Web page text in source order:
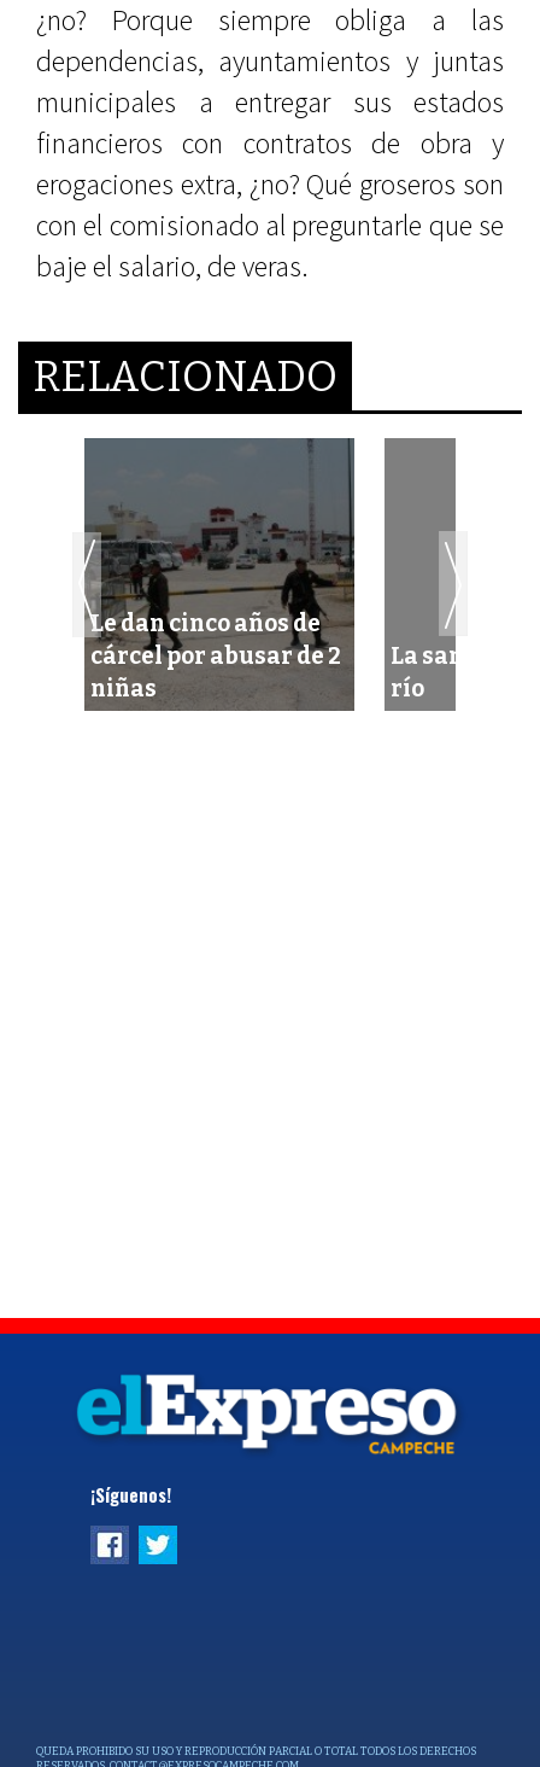
¿no? Porque siempre obliga a las
dependencias, ayuntamientos y juntas
municipales a entregar sus estados
financieros con contratos de obra y
erogaciones extra, ¿no? Qué groseros son
con el comisionado al preguntarle que se
baje el salario, de veras.
RELACIONADO
Le dan cinco años de
cárcel por abusar de 2
niñas
La sangre
río
¡Síguenos!
QUEDA PROHIBIDO SU USO Y REPRODUCCIÓN PARCIAL O TOTAL TODOS LOS DERECHOS